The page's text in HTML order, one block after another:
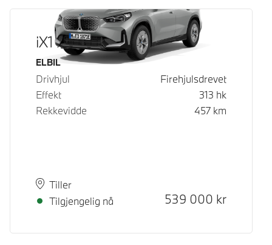
iX1 xDrive30
Drivstoff
ELBIL
Drivhjul
Firehjulsdrevet
Effekt
313 hk
Rekkevidde
457 km
PlassTiller
Leveringstid
Tilgjengelig nå
Kontantpris
539 000 kr